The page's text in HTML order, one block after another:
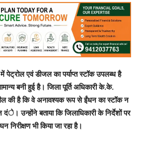
एवं डीजल का पर्याप्त स्टॉक उपलब्ध है
बनी हुई है। जिला पूर्ति अधिकारी के.के.
की है कि वे अनावश्यक रूप से ईंधन का स्टॉक न
उन्होंने बताया कि जिलाधिकारी के निर्देशों पर
भी किया जा रहा है।